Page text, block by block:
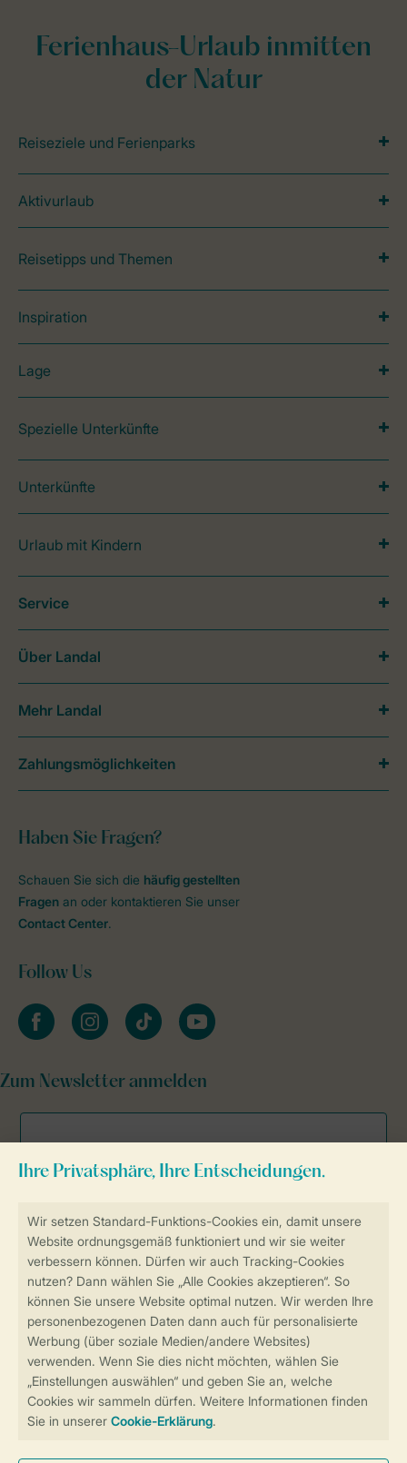
Sicherstellung Deiner Privatsphäre
Weitere Informationen und Einstellungen
Sicher und schnell zur Online-Buchung
Sichere Datenübertragung
Sicheres Bezahlen
Ferienhaus-Urlaub inmitten
der Natur
Reiseziele und Ferienparks
Aktivurlaub
Reisetipps und Themen
Inspiration
Lage
Spezielle Unterkünfte
Unterkünfte
Urlaub mit Kindern
Haben Sie Fragen?
Schauen Sie sich die häufig gestellten
Fragen an oder kontaktieren Sie unser
Contact Center.
Follow Us
facebookinstagramtiktok youtube
Zum Newsletter anmelden
Service
Über Landal
Mehr Landal
Zahlungsmöglichkeiten